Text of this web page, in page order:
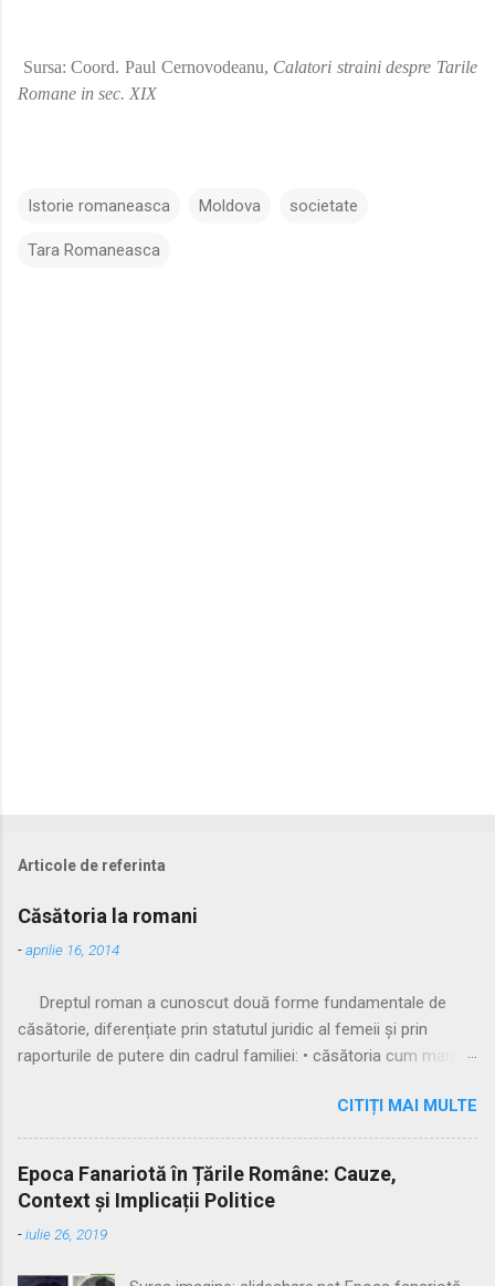
Sursa: Coord. Paul Cernovodeanu, Calatori straini despre Tarile
Romane in sec. XIX
Istorie romaneasca Moldova societate
Tara Romaneasca
Articole de referinta
Căsătoria la romani
-aprilie 16, 2014
Dreptul roman a cunoscut două forme fundamentale de
căsătorie, diferențiate prin statutul juridic al femeii și prin
raporturile de putere din cadrul familiei: • căsătoria cum manus
și practicată a fost căsătoria cu manus, prin care femeia
trecea sub autoritatea soțului, devenind parte a familiei
acestuia. Spre sfârșitul Republicii, tot mai multe femei au
început să evite această subordonare, trăind în uniuni
nelegitime. Pentru a limita fenomenul, romanii au recunoscut și
căsătoria fără manus, care permitea femeii să rămână sub
CITIȚI MAI MULTE
Epoca Fanariotă în Țările Române: Cauze,
Context și Implicații Politice
-iulie 26, 2019